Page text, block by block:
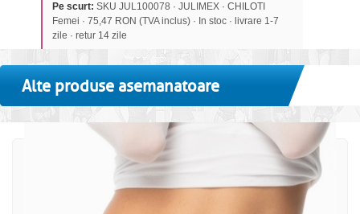
Pe scurt: SKU JUL100078 · JULIMEX · CHILOTI
Femei · 75,47 RON (TVA inclus) · In stoc · livrare 1-7
zile · retur 14 zile
Alte produse asemanatoare